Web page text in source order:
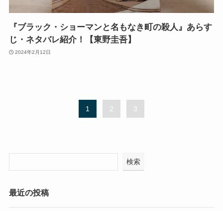
『ブラック・ショーマンと名もなき町の殺人』あらす
じ・ネタバレ紹介！【東野圭吾】
2024年2月12日
1 2 3
検索
最近の投稿